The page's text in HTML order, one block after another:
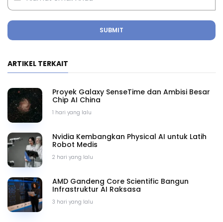
SUBMIT
ARTIKEL TERKAIT
1 hari yang lalu
Proyek Galaxy SenseTime dan Ambisi Besar
Chip AI China
2 hari yang lalu
Nvidia Kembangkan Physical AI untuk Latih
Robot Medis
3 hari yang lalu
AMD Gandeng Core Scientific Bangun
Infrastruktur AI Raksasa